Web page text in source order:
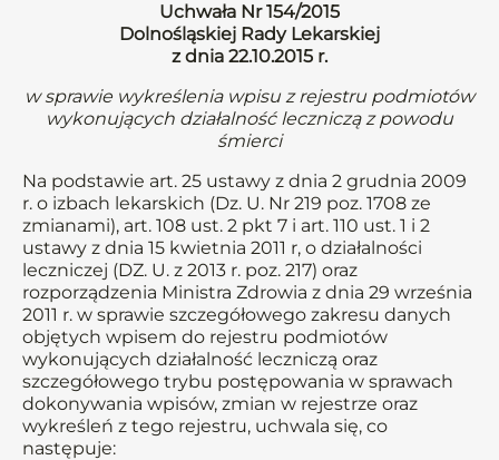
Uchwała Nr 154/2015
Dolnośląskiej Rady Lekarskiej
z dnia 22.10.2015 r.
w sprawie wykreślenia wpisu z rejestru podmiotów
wykonujących działalność leczniczą z powodu
śmierci
Na podstawie art. 25 ustawy z dnia 2 grudnia 2009
r. o izbach lekarskich (Dz. U. Nr 219 poz. 1708 ze
zmianami), art. 108 ust. 2 pkt 7 i art. 110 ust. 1 i 2
ustawy z dnia 15 kwietnia 2011 r, o działalności
leczniczej (DZ. U. z 2013 r. poz. 217) oraz
rozporządzenia Ministra Zdrowia z dnia 29 września
2011 r. w sprawie szczegółowego zakresu danych
objętych wpisem do rejestru podmiotów
wykonujących działalność leczniczą oraz
szczegółowego trybu postępowania w sprawach
dokonywania wpisów, zmian w rejestrze oraz
wykreśleń z tego rejestru, uchwala się, co
następuje: